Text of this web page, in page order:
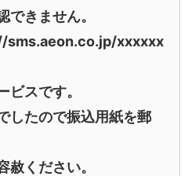
できません。
sms.aeon.co.jp/xxxxxx
ビスです。
したので振込用紙を郵
赦ください。